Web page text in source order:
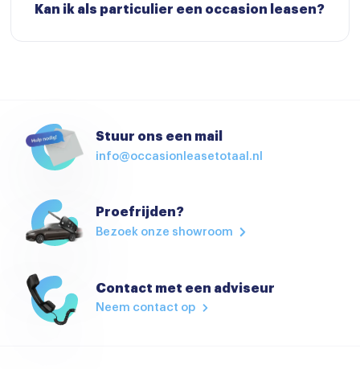
Kan ik als particulier een occasion leasen?
Stuur ons een mail
info@occasionleasetotaal.nl
Proefrijden?
Bezoek onze showroom
Contact met een adviseur
Neem contact op